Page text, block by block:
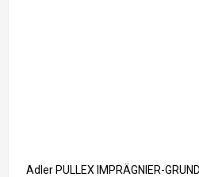
Adler PULLEX IMPRÄGNIER-